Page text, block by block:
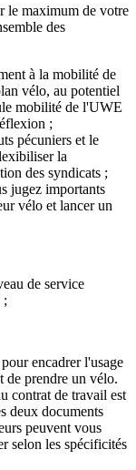
le maximum de votre
des
à la mobilité de
vélo, au potentiel
mobilité de l'UWE
;
pécuniers et le
la
des syndicats ;
jugez importants
vélo et lancer un
de service
;
encadrer l'usage
de prendre un vélo.
contrat de travail est
deux documents
peuvent vous
selon les spécificités